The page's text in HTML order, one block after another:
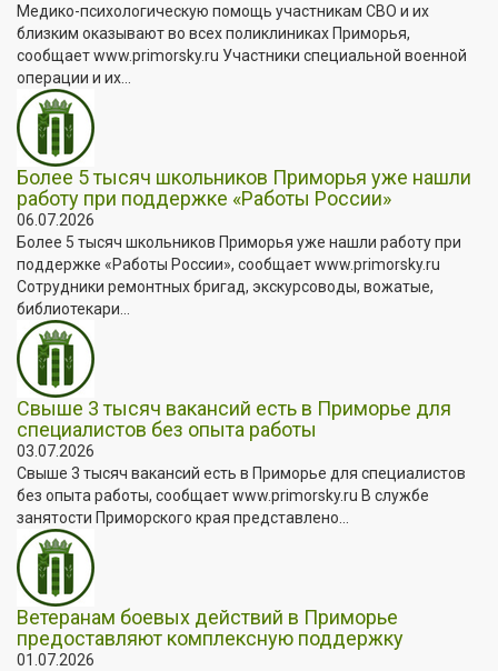
Медико-психологическую помощь участникам СВО и их
близким оказывают во всех поликлиниках Приморья,
сообщает www.primorsky.ru Участники специальной военной
операции и их...
Более 5 тысяч школьников Приморья уже нашли
работу при поддержке «Работы России»
06.07.2026
Более 5 тысяч школьников Приморья уже нашли работу при
поддержке «Работы России», сообщает www.primorsky.ru
Сотрудники ремонтных бригад, экскурсоводы, вожатые,
библиотекари...
Свыше 3 тысяч вакансий есть в Приморье для
специалистов без опыта работы
03.07.2026
Свыше 3 тысяч вакансий есть в Приморье для специалистов
без опыта работы, сообщает www.primorsky.ru В службе
занятости Приморского края представлено...
Ветеранам боевых действий в Приморье
предоставляют комплексную поддержку
01.07.2026